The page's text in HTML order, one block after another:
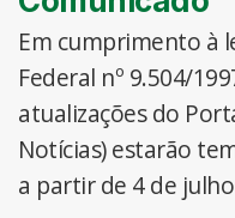
Em cumprimento à
Federal nº 9.504/
atualizações do
Notícias) estarão
a partir de 4 de